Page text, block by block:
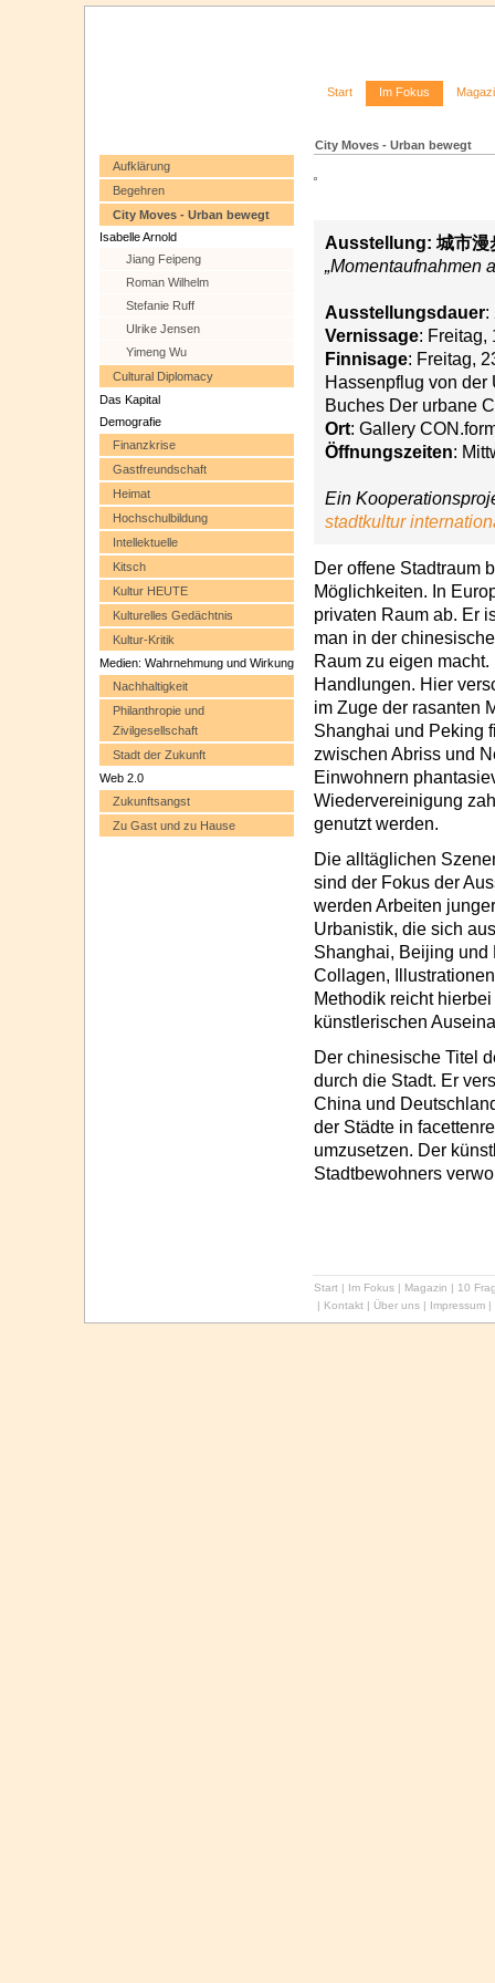
Start Im Fokus
City Moves - Urban bewegt
Aufklärung
Begehren
City Moves - Urban bewegt
Isabelle Arnold
Jiang Feipeng
Roman Wilhelm
Stefanie Ruff
Ulrike Jensen
Yimeng Wu
Cultural Diplomacy
Das Kapital
Demografie
Finanzkrise
Gastfreundschaft
Heimat
Hochschulbildung
Intellektuelle
Kitsch
Kultur HEUTE
Kulturelles Gedächtnis
Kultur-Kritik
Medien: Wahrnehmung und Wirkung
Nachhaltigkeit
Philanthropie und
Zivilgesellschaft
Stadt der Zukunft
Web 2.0
Zukunftsangst
Zu Gast und zu Hause
Ausstellung: 城市漫
„Momentaufnahmen
Ausstellungsdauer:
Vernissage: Freitag,
Finnisage: Freitag,
Hassenpflug von
Buches Der urbane
Ort: Gallery
Öffnungszeiten:
Ein
stadtkultur
Der offene Stadtraum
Möglichkeiten. In
privaten Raum ab. Er
man in der
Raum zu eigen
Handlungen. Hier
im Zuge der rasanten
Shanghai und Peking
zwischen Abriss und
Einwohnern
Wiedervereinigung
genutzt werden.
Die alltäglichen
sind der Fokus der
werden Arbeiten
Urbanistik, die sich
Shanghai, Beijing und
Collagen,
Methodik reicht
künstlerischen
Der chinesische Titel
durch die Stadt. Er
China und
der Städte in
umzusetzen. Der
Stadtbewohners
Start | Im Fokus | Magazin | 10
| Kontakt | Über uns | Impressum |